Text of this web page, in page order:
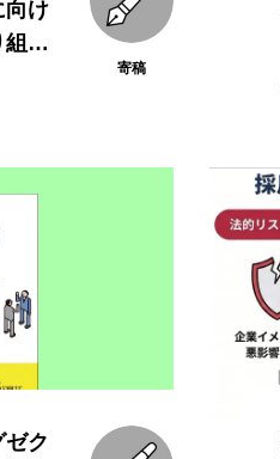
向け
寄稿
ゼク